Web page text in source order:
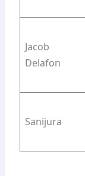
Jacob
Delafon
Sanijura